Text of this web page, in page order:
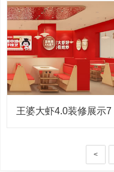
王婆大虾4.0装修展示7
<